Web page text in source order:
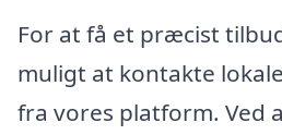
For at få et præcist
muligt at kontakte
fra vores platform. Ved